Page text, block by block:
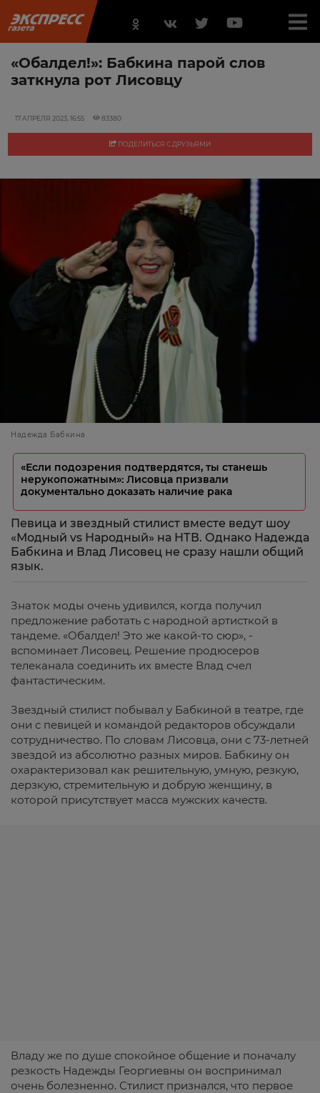
«Обалдел!»: Бабкина парой слов
заткнула рот Лисовцу
17 АПРЕЛЯ 2023, 16:55 83380
ПОДЕЛИТЬСЯ С ДРУЗЬЯМИ
Надежда Бабкина
«Если подозрения подтвердятся, ты станешь
нерукопожатным»: Лисовца призвали
документально доказать наличие рака
Певица и звездный стилист вместе ведут шоу
«Модный vs Народный» на НТВ. Однако Надежда
Бабкина и Влад Лисовец не сразу нашли общий
язык.
Знаток моды очень удивился, когда получил
предложение работать с народной артисткой в
тандеме. «Обалдел! Это же какой-то сюр», -
вспоминает Лисовец. Решение продюсеров
телеканала соединить их вместе Влад счел
фантастическим.
Звездный стилист побывал у Бабкиной в театре, где
они с певицей и командой редакторов обсуждали
сотрудничество. По словам Лисовца, они с 73-летней
звездой из абсолютно разных миров. Бабкину он
охарактеризовал как решительную, умную, резкую,
дерзкую, стремительную и добрую женщину, в
которой присутствует масса мужских качеств.
Владу же по душе спокойное общение и поначалу
резкость Надежды Георгиевны он воспринимал
очень болезненно. Стилист признался, что первое